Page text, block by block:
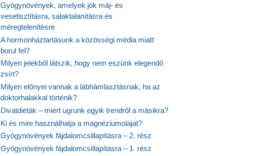
Gyógynövények, amelyek jók máj- és
vesetisztításra, salaktalanításra és
méregtelenítésre
A hormonháztartásunk a közösségi média miatt
borul fel?
Milyen jelekből látszik, hogy nem eszünk elegendő
zsírt?
Milyen előnyei vannak a lábhámlasztásnak, ha az
doktorhalakkal történik?
Divatdiéták – miért ugrunk egyik trendről a másikra?
Ki és mire használhatja a magnéziumolajat?
Gyógynövények fájdalomcsillapításra – 2. rész
Gyógynövények fájdalomcsillapításra – 1. rész